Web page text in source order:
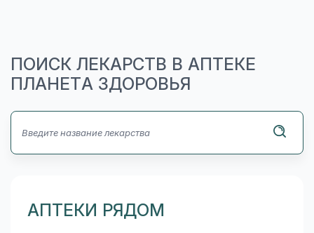
ПОИСК ЛЕКАРСТВ В АПТЕКЕ
ПЛАНЕТА ЗДОРОВЬЯ
АПТЕКИ РЯДОМ